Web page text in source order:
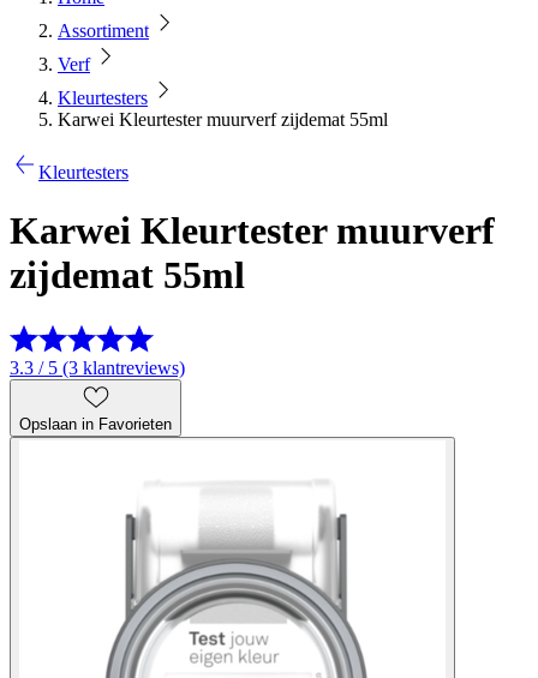
Assortiment
Verf
Kleurtesters
Karwei Kleurtester muurverf zijdemat 55ml
Kleurtesters
Karwei Kleurtester muurverf
zijdemat 55ml
3.3 / 5 (3 klantreviews)
Opslaan in Favorieten